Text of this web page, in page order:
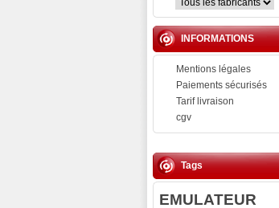
INFORMATIONS
Mentions légales
Paiements sécurisés
Tarif livraison
cgv
Tags
EMULATEUR